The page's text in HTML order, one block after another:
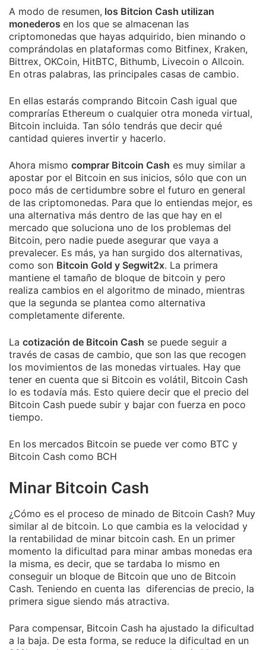
A modo de resumen, los Bitcion Cash utilizan
monederos en los que se almacenan las
criptomonedas que hayas adquirido, bien minando o
comprándolas en plataformas como Bitfinex, Kraken,
Bittrex, OKCoin, HitBTC, Bithumb, Livecoin o Allcoin.
En otras palabras, las principales casas de cambio.
En ellas estarás comprando Bitcoin Cash igual que
comprarías Ethereum o cualquier otra moneda virtual,
Bitcoin incluida. Tan sólo tendrás que decir qué
cantidad quieres invertir y hacerlo.
Ahora mismo comprar Bitcoin Cash es muy similar a
apostar por el Bitcoin en sus inicios, sólo que con un
poco más de certidumbre sobre el futuro en general
de las criptomonedas. Para que lo entiendas mejor, es
una alternativa más dentro de las que hay en el
mercado que soluciona uno de los problemas del
Bitcoin, pero nadie puede asegurar que vaya a
prevalecer. Es más, ya han surgido dos alternativas,
como son Bitcoin Gold y Segwit2x. La primera
mantiene el tamaño de bloque de bitcoin y pero
realiza cambios en el algoritmo de minado, mientras
que la segunda se plantea como alternativa
completamente diferente.
La cotización de Bitcoin Cash se puede seguir a
través de casas de cambio, que son las que recogen
los movimientos de las monedas virtuales. Hay que
tener en cuenta que si Bitcoin es volátil, Bitcoin Cash
lo es todavía más. Esto quiere decir que el precio del
Bitcoin Cash puede subir y bajar con fuerza en poco
tiempo.
En los mercados Bitcoin se puede ver como BTC y
Bitcoin Cash como BCH
Minar Bitcoin Cash
¿Cómo es el proceso de minado de Bitcoin Cash? Muy
similar al de bitcoin. Lo que cambia es la velocidad y
la rentabilidad de minar bitcoin cash. En un primer
momento la dificultad para minar ambas monedas era
la misma, es decir, que se tardaba lo mismo en
conseguir un bloque de Bitcoin que uno de Bitcoin
Cash. Teniendo en cuenta las diferencias de precio, la
primera sigue siendo más atractiva.
Para compensar, Bitcoin Cash ha ajustado la dificultad
a la baja. De esta forma, se reduce la dificultad en un